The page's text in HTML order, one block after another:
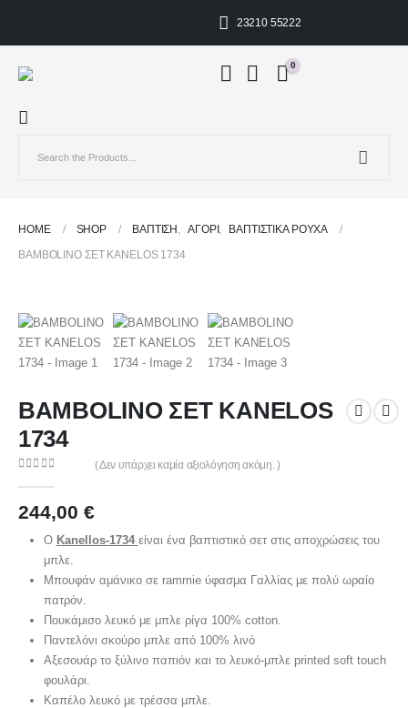
23210 55222
0
HOME SHOP ΒΑΠΤΙΣΗ , ΑΓΌΡΙ ,
ΒΑΠΤΙΣΤΙΚΆ ΡΟΎΧΑ
BAMBOLINO ΣΕΤ KANELOS 1734
BAMBOLINO ΣΕΤ KANELOS
1734
( Δεν υπάρχει καμία αξιολόγηση ακόμη. )
244,00 €
Ο Kanellos-1734 είναι ένα βαπτιστικό σετ στις αποχρώσεις του
μπλε.
Μπουφάν αμάνικο σε rammie ύφασμα Γαλλίας με πολύ ωραίο
πατρόν.
Πουκάμισο λευκό με μπλε ρίγα 100% cotton.
Παντελόνι σκούρο μπλε από 100% λινό
Αξεσουάρ το ξύλινο παπιόν και το λευκό-μπλε printed soft touch
φουλάρι.
Καπέλο λευκό με τρέσσα μπλε.